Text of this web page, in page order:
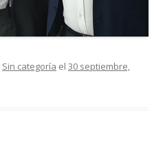
Sin categoría el 30 septiembre,